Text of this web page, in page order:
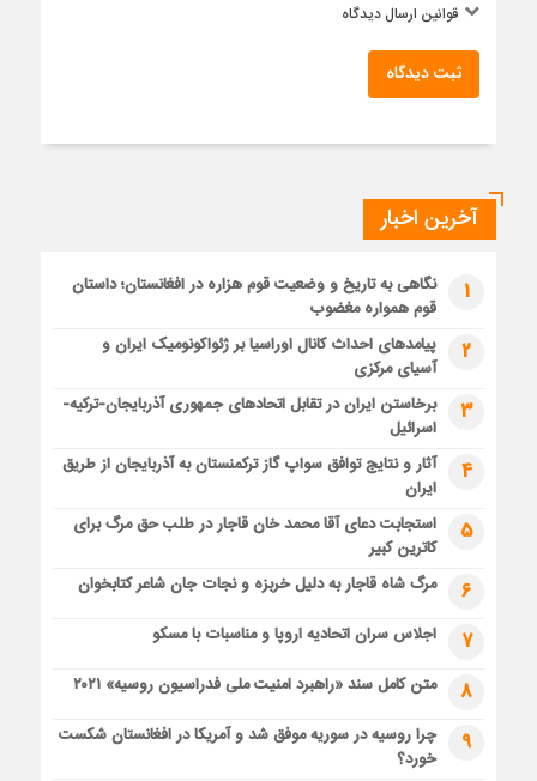
قوانین ارسال دیدگاه
ثبت دیدگاه
آخرین اخبار
1
نگاهی به تاریخ و وضعیت قوم هزاره در افغانستان؛ داستان
قوم همواره مغضوب
2
پیامدهای احداث کانال اوراسیا بر ژئواکونومیک ایران و
آسیای مرکزی
3
برخاستن ایران در تقابل اتحادهای جمهوری آذربایجان-ترکیه-
اسرائیل
4
آثار و نتایج توافق سواپ گاز ترکمنستان به آذربایجان از طریق
ایران
5
استجابت دعای آقا محمد خان قاجار در طلب حق مرگ برای
کاترین کبیر
6 مرگ شاه قاجار به دلیل خربزه و نجات جان شاعر کتابخوان
7 اجلاس سران اتحادیه اروپا و مناسبات با مسکو
8 متن کامل سند «راهبرد امنیت ملی فدراسیون روسیه» ۲۰۲۱
9
چرا روسیه در سوریه موفق شد و آمریکا در افغانستان شکست
خورد؟